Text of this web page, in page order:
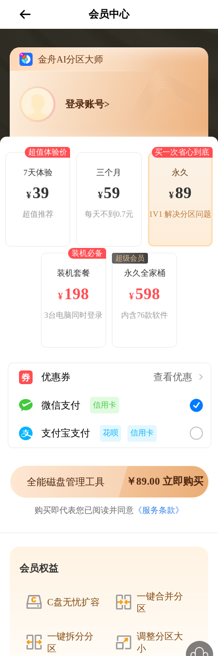
会员中心
金舟AI分区大师
登录账号>
超值体验价
7天体验
¥39
超值推荐
三个月
¥59
每天不到0.7元
买一次省心到底
永久
¥89
1V1 解决分区问题
装机必备
装机套餐
¥ 198
3台电脑同时登录
超级会员
永久全家桶
¥598
内含76款软件
优惠券 查看优惠
微信支付 信用卡
支付宝支付 花呗 信用卡
全能磁盘管理工具 ￥89.00 立即购买
购买即代表您已阅读并同意 《服务条款》
会员权益
C盘无忧扩容
一键合并分
区
一键拆分分
区
调整分区大
小